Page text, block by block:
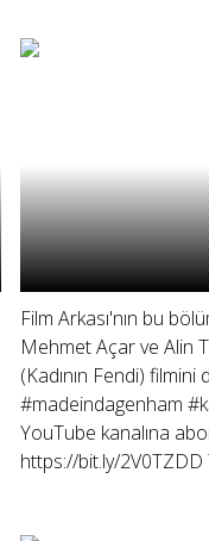
Film Arkası'nın bu
Mehmet Açar ve Alin
(Kadının Fendi) filmini
#madeindagenham
YouTube kanalına
https://bit.ly/2V0TZDD